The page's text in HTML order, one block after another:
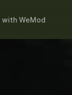
with WeMod